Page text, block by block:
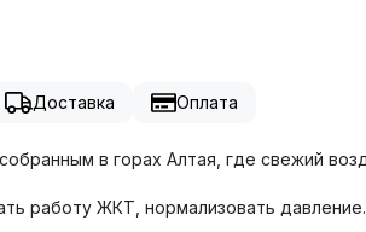
Доставка Оплата
в горах Алтая, где свежий
работу ЖКТ, нормализовать